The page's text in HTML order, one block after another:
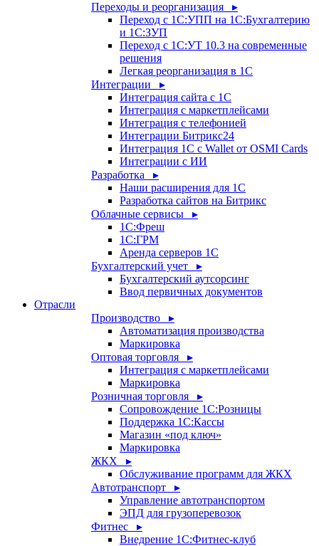
Переходы и реорганизация ▸
Переход с 1С:УПП на 1С:Бухгалтерию
и 1С:ЗУП
Переход с 1С:УТ 10.3 на современные
решения
Легкая реорганизация в 1С
Интеграции ▸
Интеграция сайта с 1С
Интеграция с маркетплейсами
Интеграция с телефонией
Интеграции Битрикс24
Интеграция 1С с Wallet от OSMI Cards
Интеграции с ИИ
Разработка ▸
Наши расширения для 1С
Разработка сайтов на Битрикс
Облачные сервисы ▸
1С:Фреш
1С:ГРМ
Аренда серверов 1С
Бухгалтерский учет ▸
Бухгалтерский аутсорсинг
Ввод первичных документов
Отрасли
Производство ▸
Автоматизация производства
Маркировка
Оптовая торговля ▸
Интеграция с маркетплейсами
Маркировка
Розничная торговля ▸
Сопровождение 1С:Розницы
Поддержка 1С:Кассы
Магазин «под ключ»
Маркировка
ЖКХ ▸
Обслуживание программ для ЖКХ
Автотранспорт ▸
Управление автотранспортом
ЭПД для грузоперевозок
Фитнес ▸
Внедрение 1С:Фитнес-клуб